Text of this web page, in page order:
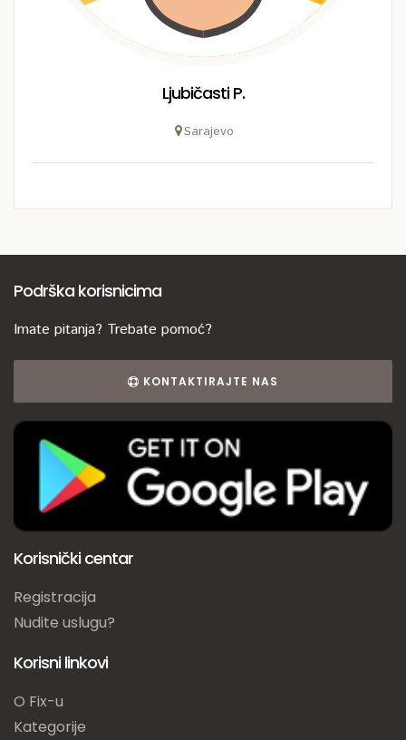
Ljubičasti P.
Sarajevo
Podrška korisnicima
Imate pitanja? Trebate pomoć?
KONTAKTIRAJTE NAS
Korisnički centar
Registracija
Nudite uslugu?
Korisni linkovi
O Fix-u
Kategorije